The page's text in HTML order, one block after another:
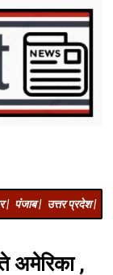
| पंजाब | उत्तर प्रदेश |
अमेरिका ,